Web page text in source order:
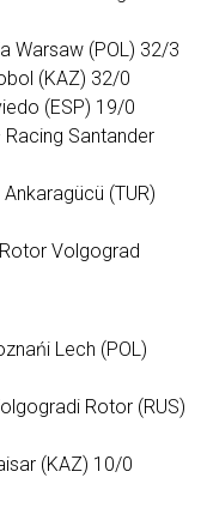
Warsaw (POL) 32/3
(KAZ) 32/0
(ESP) 19/0
Santander
(TUR)
Volgograd
Lech (POL)
Rotor (RUS)
(KAZ) 10/0